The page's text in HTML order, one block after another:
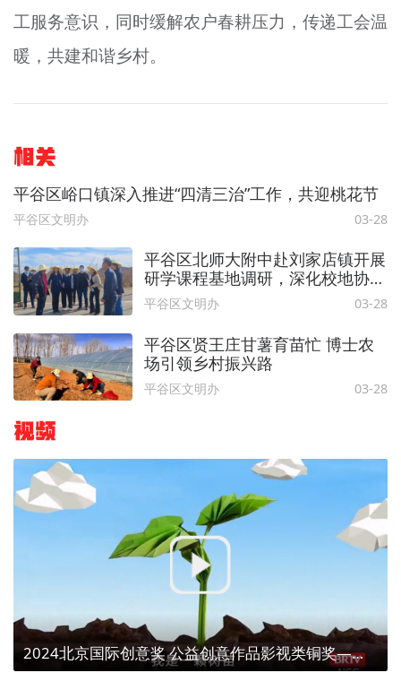
工服务意识，同时缓解农户春耕压力，传递工会温
暖，共建和谐乡村。
相关
平谷区峪口镇深入推进“四清三治”工作，共迎桃花节
平谷区文明办 03-28
平谷区北师大附中赴刘家店镇开展
研学课程基地调研，深化校地协同
育人
平谷区文明办 03-28
平谷区贤王庄甘薯育苗忙 博士农
场引领乡村振兴路
平谷区文明办 03-28
视频
2024北京国际创意奖 公益创意作品影视类铜奖——【植树造林、点亮京津冀】植树为了什么？